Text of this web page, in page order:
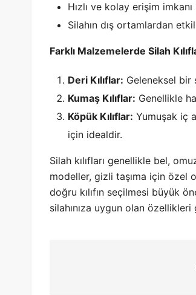
Hızlı ve kolay erişim imkanı
Silahın dış ortamlardan
Farklı Malzemelerde Silah
Deri Kılıflar: Geleneksel bir
Kumaş Kılıflar: Genellikle
Köpük Kılıflar: Yumuşak iç
için idealdir.
Silah kılıfları genellikle bel,
modeller, gizli taşıma için özel
doğru kılıfın seçilmesi büyük
silahınıza uygun olan